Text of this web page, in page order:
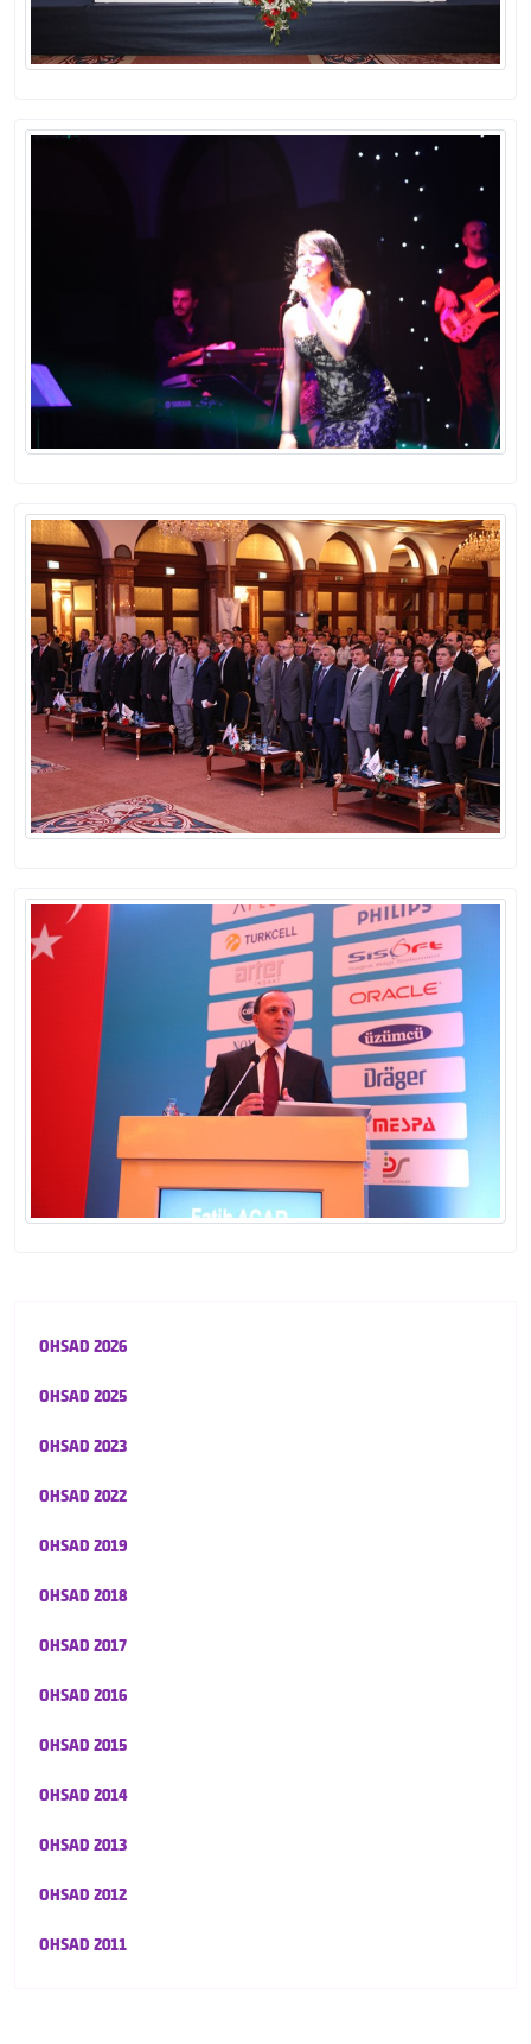
OHSAD 2026
OHSAD 2025
OHSAD 2023
OHSAD 2022
OHSAD 2019
OHSAD 2018
OHSAD 2017
OHSAD 2016
OHSAD 2015
OHSAD 2014
OHSAD 2013
OHSAD 2012
OHSAD 2011